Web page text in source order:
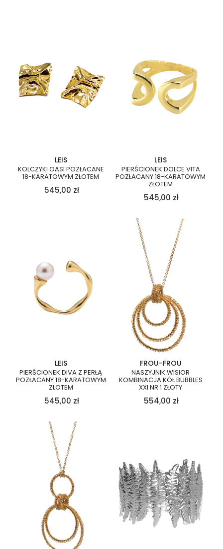
LEIS
KOLCZYKI OASI POZŁACANE
18-KARATOWYM ZŁOTEM
545,00 zł
LEIS
PIERŚCIONEK DOLCE VITA
POZŁACANY 18-KARATOWYM
ZŁOTEM
545,00 zł
LEIS
PIERŚCIONEK DIVA Z PERŁĄ
POZŁACANY 18-KARATOWYM
ZŁOTEM
545,00 zł
FROU-FROU
NASZYJNIK WISIOR
KOMBINACJA KÓŁ BUBBLES
XXI NR 1 ZŁOTY
554,00 zł